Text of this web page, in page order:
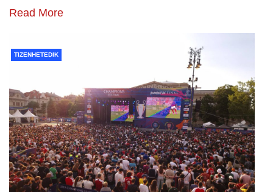
Read More
TIZENHETEDIK